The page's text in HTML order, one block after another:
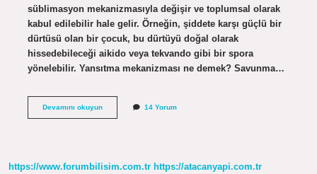
süblimasyon mekanizmasıyla değişir ve toplumsal olarak
kabul edilebilir hale gelir. Örneğin, şiddete karşı güçlü bir
dürtüsü olan bir çocuk, bu dürtüyü doğal olarak
hissedebileceği aikido veya tekvando gibi bir spora
yönelebilir. Yansıtma mekanizması ne demek? Savunma…
Devamını okuyunYadsıma
14 Yorum
https://www.forumbilisim.com.tr https://atacanyapi.com.tr